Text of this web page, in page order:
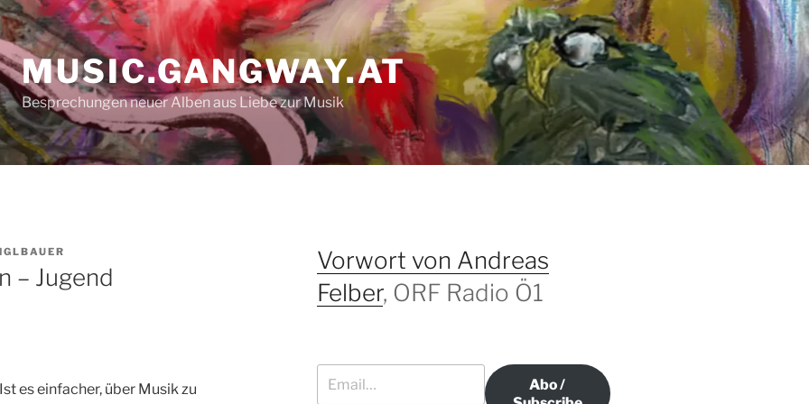
MUSIC.GANGWAY.AT
Besprechungen neuer Alben aus Liebe zur Musik
– Jugend
Ist es einfacher, über Musik zu
Vorwort von Andreas
Felber, ORF Radio Ö1
Email…
Abo /